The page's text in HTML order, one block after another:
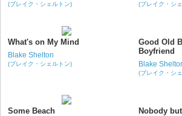
(ブレイク・シェルトン) (ブレイク・シ
What's on My Mind
Blake Shelton
(ブレイク・シェルトン)
Good Old
Boyfriend
Blake
(ブレイク・シ
Some Beach Nobody